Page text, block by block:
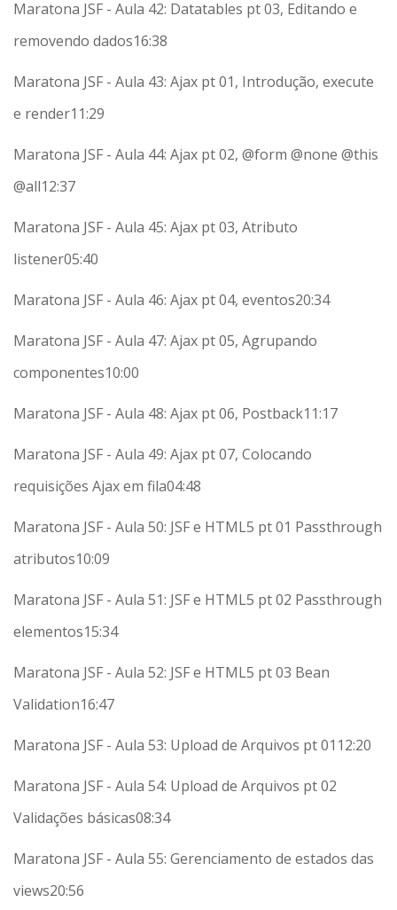
Maratona JSF - Aula 42: Datatables pt 03, Editando e
removendo dados16:38
Maratona JSF - Aula 43: Ajax pt 01, Introdução, execute
e render11:29
Maratona JSF - Aula 44: Ajax pt 02, @form @none @this
@all12:37
Maratona JSF - Aula 45: Ajax pt 03, Atributo
listener05:40
Maratona JSF - Aula 46: Ajax pt 04, eventos20:34
Maratona JSF - Aula 47: Ajax pt 05, Agrupando
componentes10:00
Maratona JSF - Aula 48: Ajax pt 06, Postback11:17
Maratona JSF - Aula 49: Ajax pt 07, Colocando
requisições Ajax em fila04:48
Maratona JSF - Aula 50: JSF e HTML5 pt 01 Passthrough
atributos10:09
Maratona JSF - Aula 51: JSF e HTML5 pt 02 Passthrough
elementos15:34
Maratona JSF - Aula 52: JSF e HTML5 pt 03 Bean
Validation16:47
Maratona JSF - Aula 53: Upload de Arquivos pt 01 12:20
Maratona JSF - Aula 54: Upload de Arquivos pt 02
Validações básicas08:34
Maratona JSF - Aula 55: Gerenciamento de estados das
views20:56